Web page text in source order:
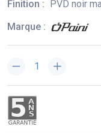
Finition : PVD noir
Marque :